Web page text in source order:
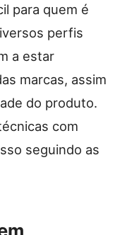
para quem é
perfis
a estar
marcas, assim
do produto.
com
seguindo as